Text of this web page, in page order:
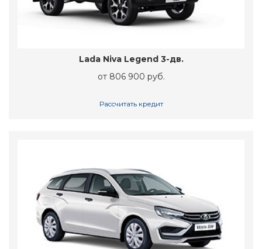
Lada Niva Legend 3-дв.
от 806 900 руб.
Рассчитать кредит